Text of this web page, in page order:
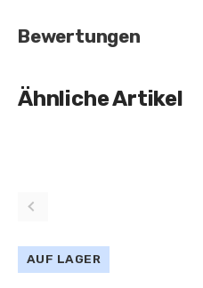
Bewertungen
Ähnliche Artikel
AUF LAGER